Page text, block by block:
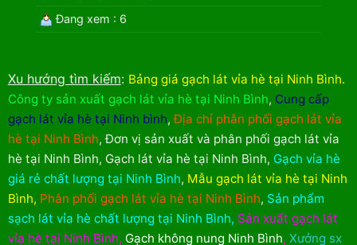
Đang xem : 6
Xu hướng tìm kiếm: Bảng giá gạch lát vỉa hè tại Ninh Bình.
Công ty sản xuất gạch lát vỉa hè tại Ninh Bình, Cung cấp
gạch lát vỉa hè tại Ninh bình,Địa chỉ phân phối gạch lát vỉa
hè tại Ninh Bình,Đơn vị sản xuất và phân phối gạch lát vỉa
hè tại Ninh Bình, Gạch lát vỉa hè tại Ninh Bình, Gạch vỉa hè
giá rẻ chất lượng tại Ninh Bình, Mẫu gạch lát vỉa hè tại Ninh
Bình, Phân phối gạch lát vỉa hè tại Ninh Bình, Sản phẩm
sạch lát vỉa hè chất lượng tại Ninh Bình, Sản xuất gạch lát
vỉa hè tại Ninh Bình, Gạch không nung Ninh Bình, Xưởng sx